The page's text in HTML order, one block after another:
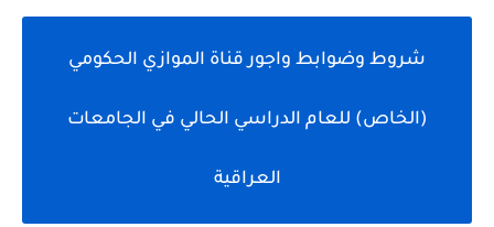
شروط وضوابط واجور قناة الموازي الحكومي
(الخاص) للعام الدراسي الحالي في الجامعات
العراقية